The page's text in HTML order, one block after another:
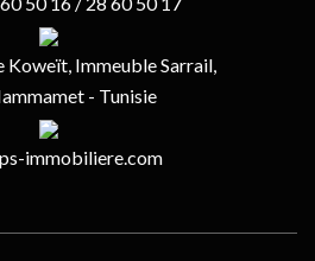
Koweït, Immeuble Sarrail,
- Tunisie
immobiliere.com